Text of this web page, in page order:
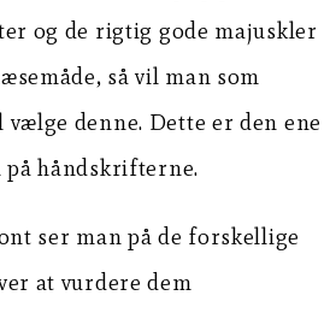
og de rigtig gode majuskler
så vil man som
denne. Dette er den ene
håndskrifterne.
ser man på de forskellige
at vurdere dem